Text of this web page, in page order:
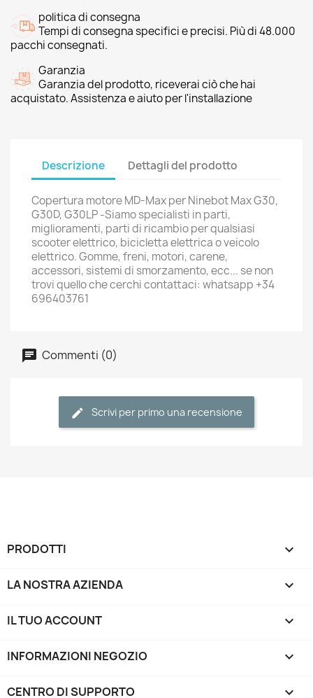
politica di consegna
Tempi di consegna specifici e precisi. Più di 48.000
pacchi consegnati.
Garanzia
Garanzia del prodotto, riceverai ciò che hai
acquistato. Assistenza e aiuto per l'installazione
Descrizione Dettagli del prodotto
Copertura motore MD-Max per Ninebot Max G30,
G30D, G30LP -Siamo specialisti in parti,
miglioramenti, parti di ricambio per qualsiasi
scooter elettrico, bicicletta elettrica o veicolo
elettrico. Gomme, freni, motori, carene,
accessori, sistemi di smorzamento, ecc... se non
trovi quello che cerchi contattaci: whatsapp +34
696403761
Commenti (0)
Scrivi per primo una recensione
PRODOTTI 
LA NOSTRA AZIENDA 
IL TUO ACCOUNT 
INFORMAZIONI NEGOZIO keyboard_arrow_down
CENTRO DI SUPPORTO 